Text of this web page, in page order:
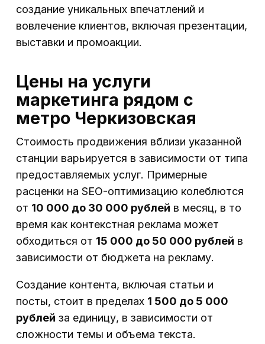
создание уникальных впечатлений и
вовлечение клиентов, включая презентации,
выставки и промоакции.
Цены на услуги
маркетинга рядом с
метро Черкизовская
Стоимость продвижения вблизи указанной
станции варьируется в зависимости от типа
предоставляемых услуг. Примерные
расценки на SEO-оптимизацию колеблются
от 10 000 до 30 000 рублей в месяц, в то
время как контекстная реклама может
обходиться от 15 000 до 50 000 рублей в
зависимости от бюджета на рекламу.
Создание контента, включая статьи и
посты, стоит в пределах 1 500 до 5 000
рублей за единицу, в зависимости от
сложности темы и объема текста.